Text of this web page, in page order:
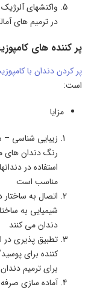
در ترمیم های
پر کننده های
پر کردن دندان با
است:
مزایا
زیبایی شناسی –
رنگ دندان های
استفاده در
مناسب است
اتصال به
شیمیایی به
دندان می کنند
تطبیق پذیری در
کننده برای
برای ترمیم
آماده سازی